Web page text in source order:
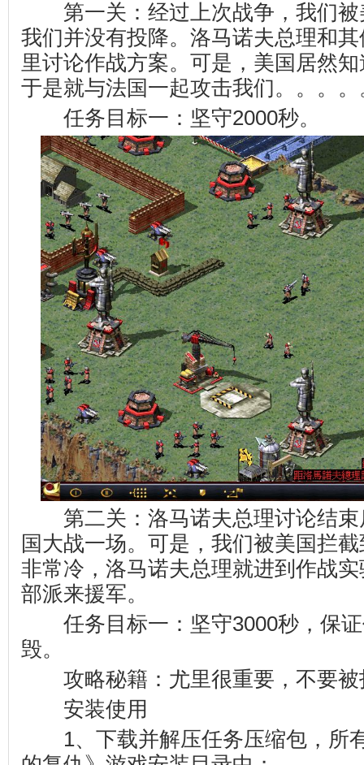
第一关：经过上次战争，我们被
我们并没有投降。洛马诺夫总理和
里讨论作战方案。可是，美国居然
于是就与法国一起攻击我们。。。。
任务目标一：坚守2000秒。
第二关：洛马诺夫总理讨论结束
国大战一场。可是，我们被美国拦
非常冷，洛马诺夫总理就进到作战
部派来援军。
任务目标一：坚守3000秒，保证
毁。
攻略秘籍：尤里很重要，不要被
安装使用
1、下载并解压任务压缩包，所